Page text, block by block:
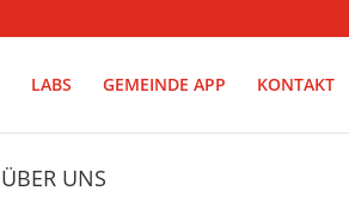
LABS GEMEINDE APP KONTAKT
ÜBER UNS